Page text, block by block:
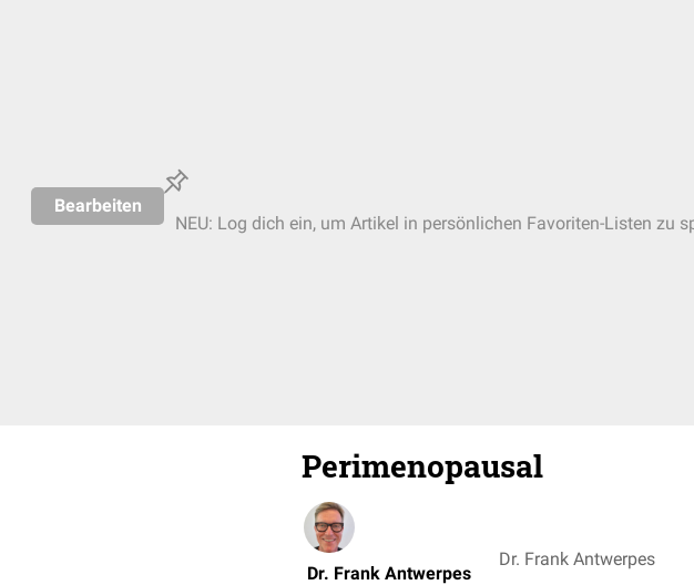
Bearbeiten
NEU: Log dich ein, um Artikel in persönlichen Favoriten-Listen zu
Perimenopausal
Dr. Frank Antwerpes
Dr. Frank Antwerpes